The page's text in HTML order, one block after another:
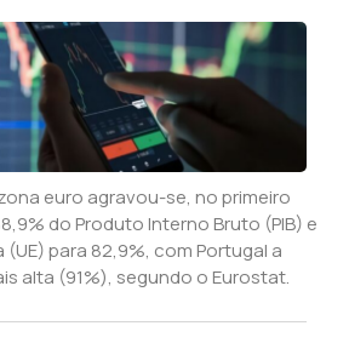
euro agravou-se, no primeiro
do Produto Interno Bruto (PIB) e
(UE) para 82,9%, com Portugal a
alta (91%), segundo o Eurostat.